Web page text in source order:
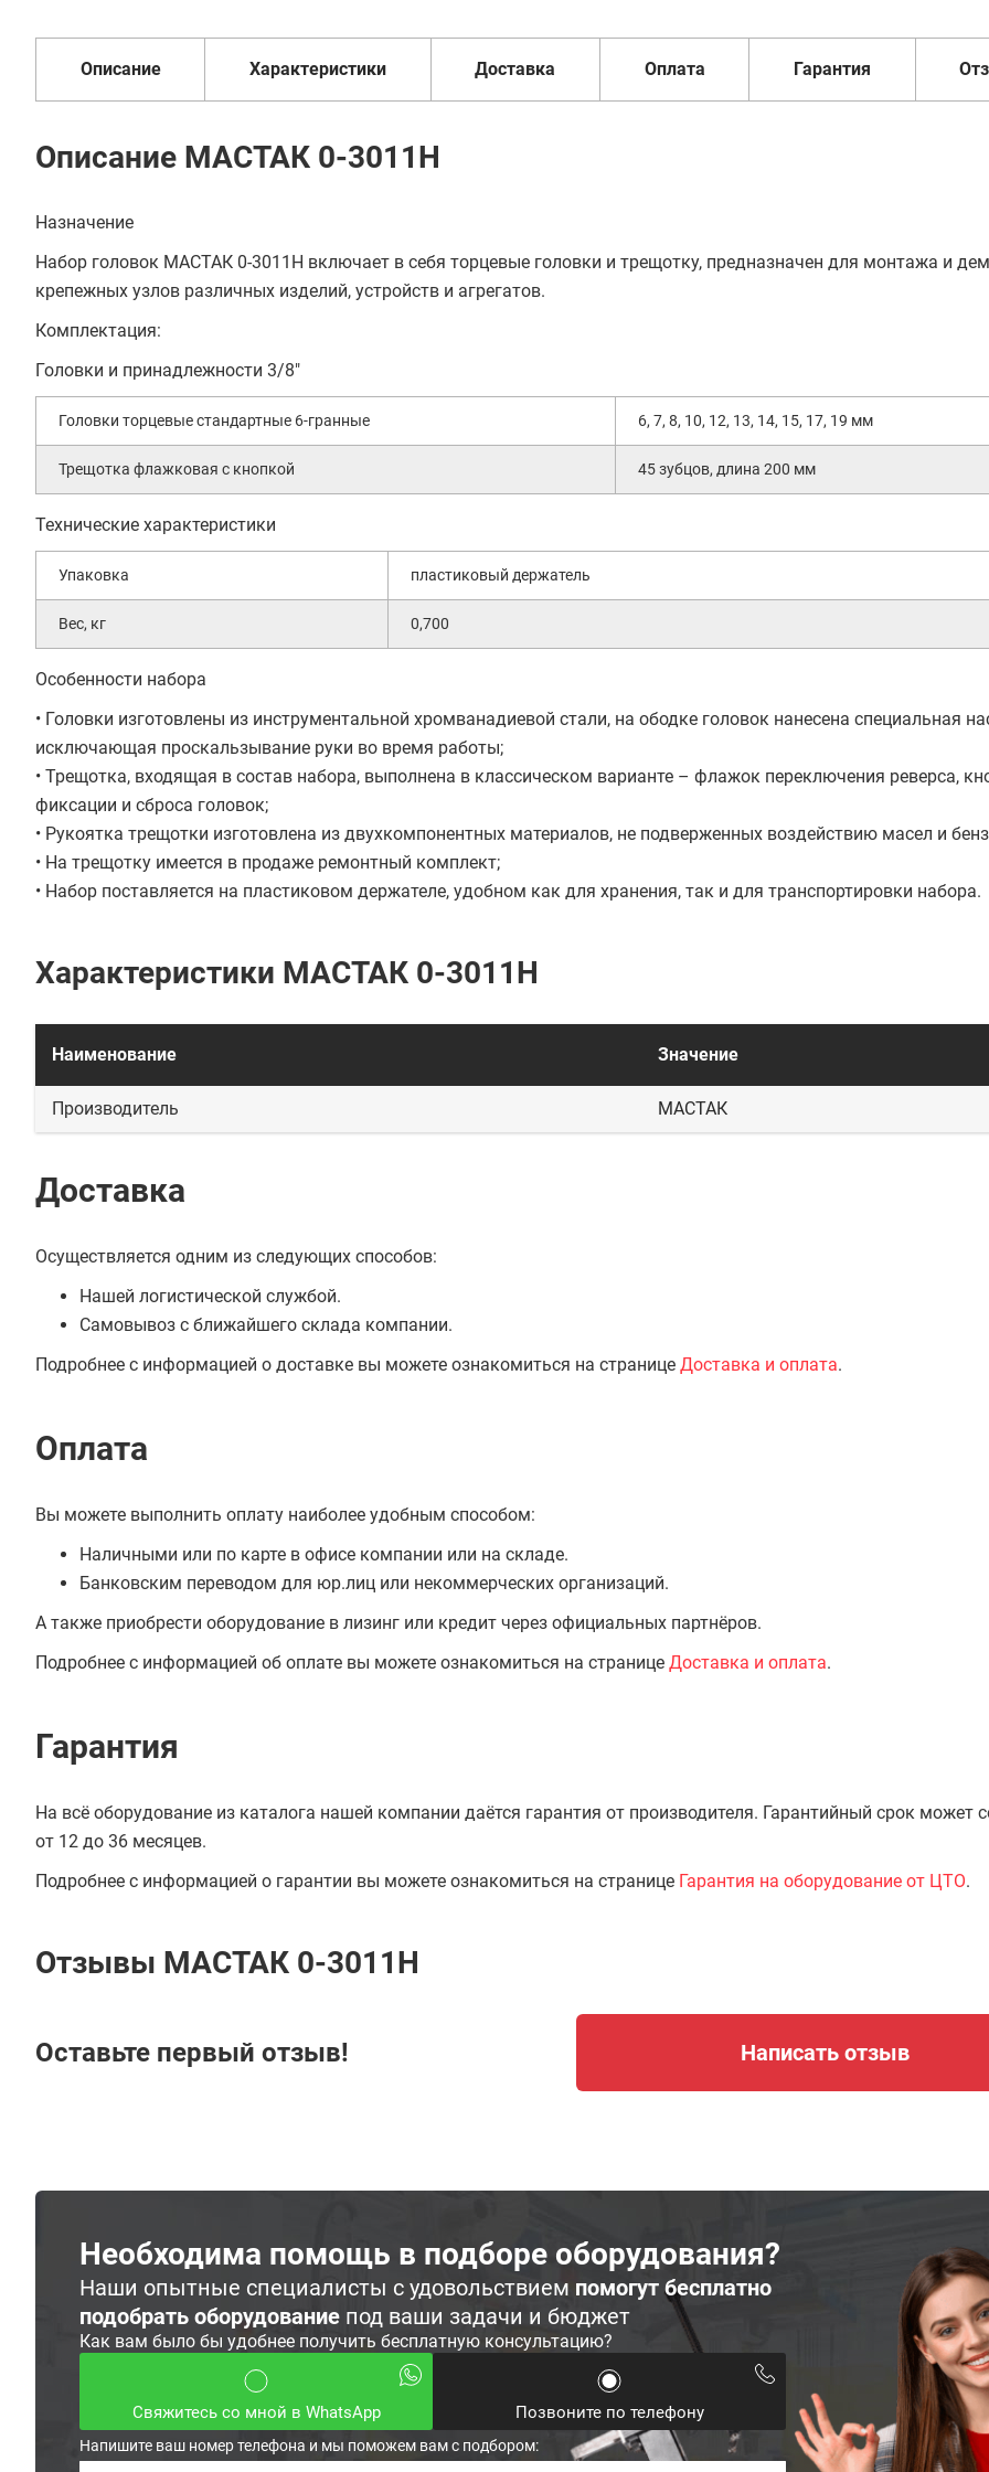
мес
Описание Характеристики Доставка Оплата Гарантия
Описание МАСТАК 0-3011H
Назначение
Набор головок МАСТАК 0-3011H включает в себя торцевые головки и трещотку, предназначен для монтажа и
крепежных узлов различных изделий, устройств и агрегатов.
Комплектация:
Головки и принадлежности 3/8"
Головки торцевые стандартные 6-гранные 6, 7, 8, 10, 12, 13, 14, 15, 17, 19 мм
Трещотка флажковая с кнопкой 45 зубцов, длина 200 мм
Технические характеристики
Упаковка пластиковый держатель
Вес, кг 0,700
Особенности набора
• Головки изготовлены из инструментальной хромванадиевой стали, на ободке головок нанесена специальная
исключающая проскальзывание руки во время работы;
• Трещотка, входящая в состав набора, выполнена в классическом варианте – флажок переключения реверса,
фиксации и сброса головок;
• Рукоятка трещотки изготовлена из двухкомпонентных материалов, не подверженных воздействию масел и
• На трещотку имеется в продаже ремонтный комплект;
• Набор поставляется на пластиковом держателе, удобном как для хранения, так и для транспортировки набора.
Характеристики МАСТАК 0-3011H
Наименование Значение
Производитель МАСТАК
Доставка
Осуществляется одним из следующих способов:
Нашей логистической службой.
Самовывоз с ближайшего склада компании.
Подробнее с информацией о доставке вы можете ознакомиться на странице Доставка и оплата.
Оплата
Вы можете выполнить оплату наиболее удобным способом:
Наличными или по карте в офисе компании или на складе.
Банковским переводом для юр.лиц или некоммерческих организаций.
А также приобрести оборудование в лизинг или кредит через официальных партнёров.
Подробнее с информацией об оплате вы можете ознакомиться на странице Доставка и оплата.
Гарантия
На всё оборудование из каталога нашей компании даётся гарантия от производителя. Гарантийный срок может
от 12 до 36 месяцев.
Подробнее с информацией о гарантии вы можете ознакомиться на странице Гарантия на оборудование от ЦТО.
Отзывы МАСТАК 0-3011H
Оставьте первый отзыв! Написать отзыв
Необходима помощь в подборе оборудования?
Наши опытные специалисты с удовольствием помогут бесплатно
подобрать оборудование под ваши задачи и бюджет
Как вам было бы удобнее получить бесплатную консультацию?
Свяжитесь со мной в WhatsApp Позвоните по телефону
Напишите ваш номер телефона и мы поможем вам с подбором: